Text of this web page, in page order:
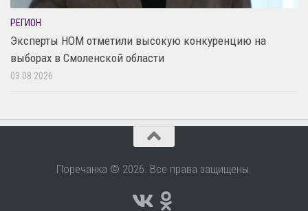
РЕГИОН
Эксперты НОМ отметили высокую конкуренцию на
выборах в Смоленской области
03.08.2026
Поречанка © 2026. Все права защищены.